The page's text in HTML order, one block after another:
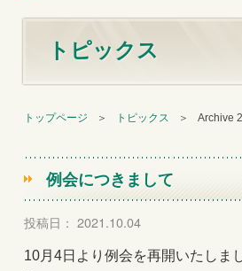
トピックス
トップページ ＞ トピックス ＞ Archive
例会につきまして
投稿日： 2021.10.04
10月4日より例会を再開いたしま